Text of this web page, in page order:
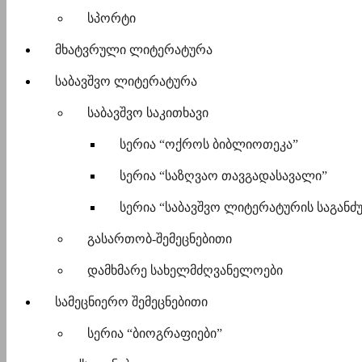
სპორტი
მხატვრული ლიტერატურა
საბავშვო ლიტერატურა
საბავშვო საკითხავი
სერია “ოქროს ბიბლიოთეკა”
სერია “საზღვაო თავგადასავალი”
სერია “საბავშვო ლიტერატურის
გასართობ-შემეცნებითი
დამხმარე სახელმძღვანელოები
სამეცნიერო შემეცნებითი
სერია “ბიოგრაფიები”